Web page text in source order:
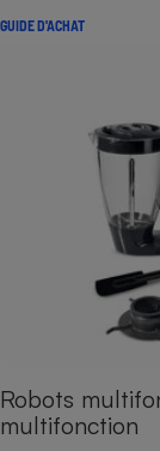
GUIDE D'ACHAT
Robots
multifonction